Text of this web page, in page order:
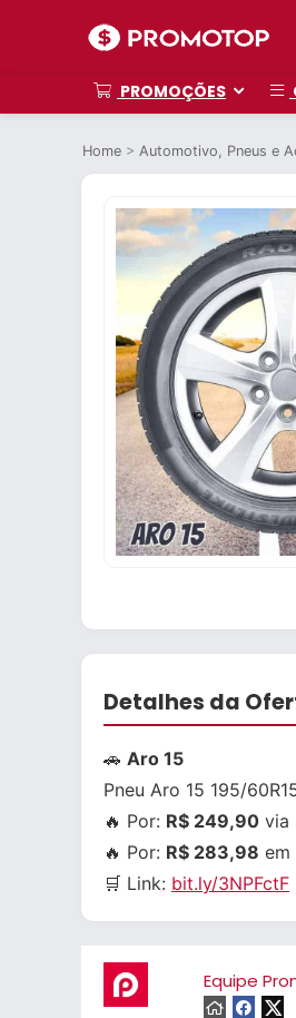
PROMOÇÕES
Home > Automotivo, Pneus e
Detalhes da
🚗 Aro 15
Pneu Aro 15 195/
🔥 Por: R$ 249,90 via
🔥 Por: R$ 283,98 em
🛒 Link: bit.ly/3NPFctF
Equipe